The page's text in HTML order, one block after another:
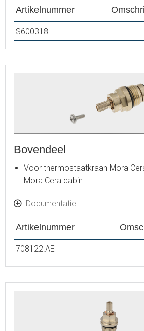
Artikelnummer
S600318
Bovendeel
Voor thermostaatkraan Mora
Mora Cera cabin
Documentatie
Artikelnummer
708122.AE